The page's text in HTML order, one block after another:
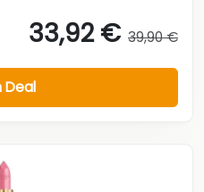
33,92 € 39,90 €
Deal